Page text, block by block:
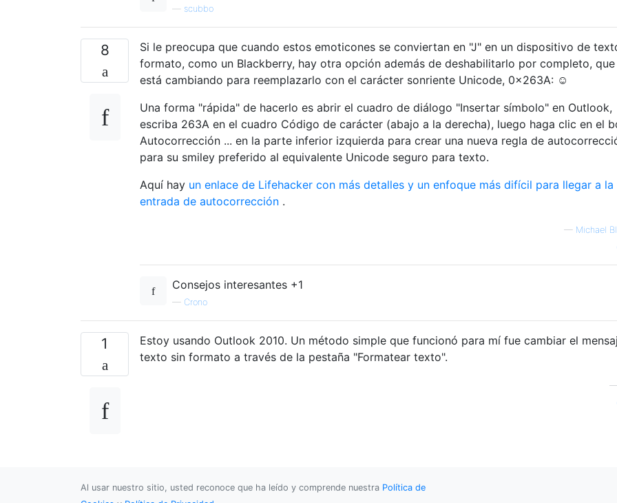
scubbo
8
Si le preocupa que cuando estos emoticones se conviertan en "J" en un dispositivo de
formato, como un Blackberry, hay otra opción además de deshabilitarlo por completo,
está cambiando para reemplazarlo con el carácter sonriente Unicode, 0x263A: ☺
Una forma "rápida" de hacerlo es abrir el cuadro de diálogo "Insertar símbolo" en Outlook,
escriba 263A en el cuadro Código de carácter (abajo a la derecha), luego haga clic en el
Autocorrección ... en la parte inferior izquierda para crear una nueva regla de
para su smiley preferido al equivalente Unicode seguro para texto.
Aquí hay un enlace de Lifehacker con más detalles y un enfoque más difícil para llegar a la
entrada de autocorrección .
— Michael
Consejos interesantes +1
— Crono
1
Estoy usando Outlook 2010. Un método simple que funcionó para mí fue cambiar el
texto sin formato a través de la pestaña "Formatear texto".
Al usar nuestro sitio, usted reconoce que ha leído y comprende nuestra Política de